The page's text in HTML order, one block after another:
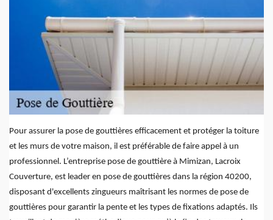
Pour assurer la pose de gouttières efficacement et protéger la toiture
et les murs de votre maison, il est préférable de faire appel à un
professionnel. L’entreprise pose de gouttière à Mimizan, Lacroix
Couverture, est leader en pose de gouttières dans la région 40200,
disposant d'excellents zingueurs maîtrisant les normes de pose de
gouttières pour garantir la pente et les types de fixations adaptés. Ils